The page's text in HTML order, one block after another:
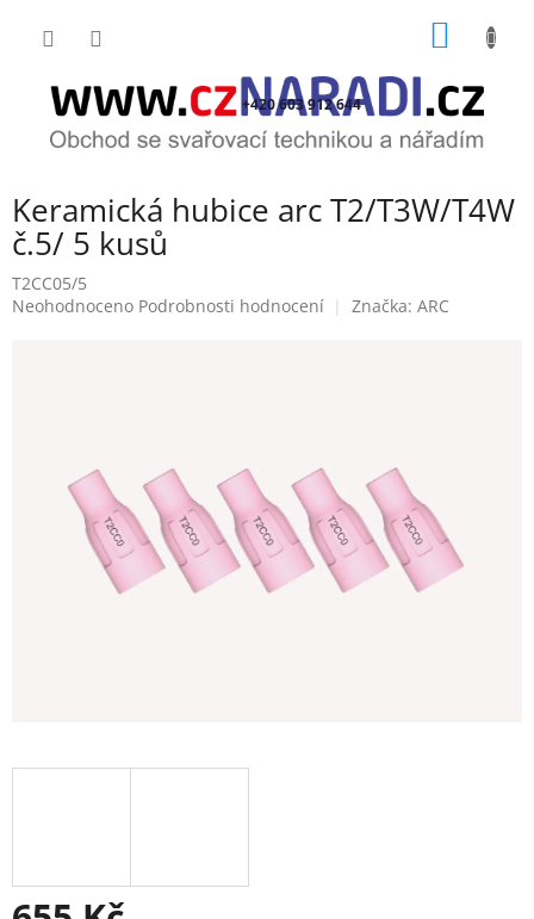
+420 603 912 644
Keramická hubice arc T2/T3W/T4W
č.5/ 5 kusů
T2CC05/5
Průměrné
Neohodnoceno Podrobnosti hodnocení Značka: ARC